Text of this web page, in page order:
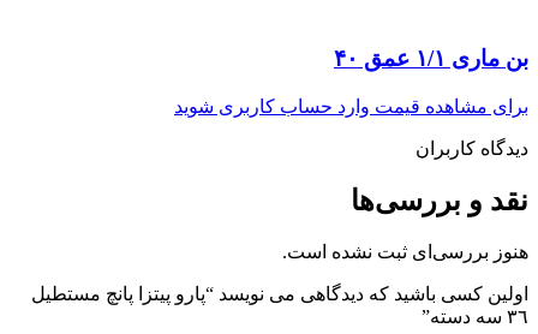
بن ماری ۱/۱ عمق ۴۰
برای مشاهده قیمت وارد حساب کاربری شوید
دیدگاه کاربران
نقد و بررسی‌ها
هنوز بررسی‌ای ثبت نشده است.
اولین کسی باشید که دیدگاهی می نویسد “پارو پيتزا پانچ مستطيل
٣٦ سه دسته”